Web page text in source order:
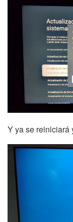
Y ya se reiniciará